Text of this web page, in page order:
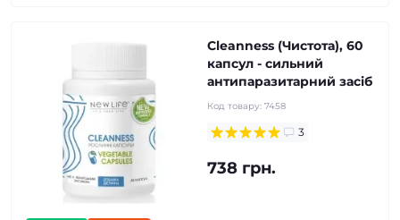
Cleanness (Чистота), 60
капсул - сильний
антипаразитарний засіб
Код товару: 7458
3
738 грн.